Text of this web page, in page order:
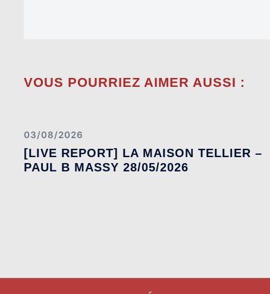
VOUS POURRIEZ AIMER AUSSI :
03/08/2026
[LIVE REPORT] LA MAISON TELLIER –
PAUL B MASSY 28/05/2026